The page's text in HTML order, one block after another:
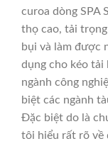
curoa dòng SPA
thọ cao, tải
bụi và làm được
dụng cho kéo
ngành công
biệt các ngành
Đặc biệt do là
tôi hiểu rất rõ về